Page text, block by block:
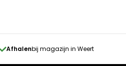
Afhalenbij magazijn in Weert